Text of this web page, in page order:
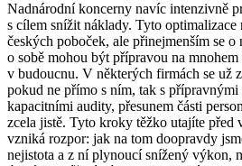
Nadnárodní koncerny navíc intenzivně
s cílem snížit náklady. Tyto
českých poboček, ale přinejmenším se
o sobě mohou být přípravou na
v budoucnu. V některých firmách se už
pokud ne přímo s ním, tak s přípravnými
kapacitními audity, přesunem části
zcela jistě. Tyto kroky těžko utajíte před
vzniká rozpor: jak na tom doopravdy
nejistota a z ní plynoucí snížený výkon,